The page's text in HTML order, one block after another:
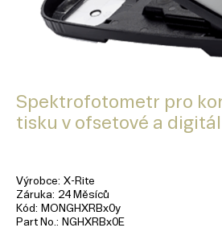
Spektrofotometr pro
tisku v ofsetové a
Výrobce X-Rite
Záruka 24 Měsíců
Kód
MONGHXRBx0y
Part No.
NGHXRBx0E